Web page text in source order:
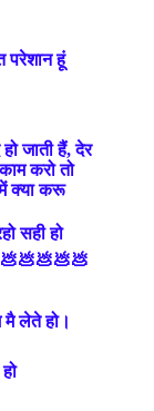
हूं
जाती हैं, देर
करो तो
क्या करू
सही हो
लेते हो।